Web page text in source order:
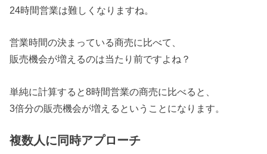
24時間営業は難しくなりますね。
営業時間の決まっている商売に比べて、
販売機会が増えるのは当たり前ですよね？
単純に計算すると8時間営業の商売に比べると、
3倍分の販売機会が増えるということになります。
複数人に同時アプローチ